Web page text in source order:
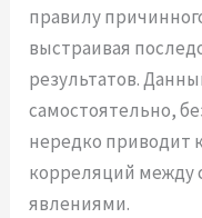
правилу
выстраивая
результатов.
самостоятельно,
нередко приводит
корреляций между
явлениями.